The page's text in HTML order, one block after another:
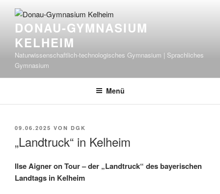
Inhalt
springenDONAU-GYMNASIUM
KELHEIM
Naturwissenschaftlich-technologisches Gymnasium | Sprachliches
Gymnasium
Menü
VERÖFFENTLICHT
09.06.2025 VON DGK
„Landtruck“ in Kelheim
Ilse Aigner on Tour – der „Landtruck“ des bayerischen
Landtags in Kelheim